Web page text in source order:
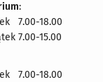
:
7.00-18.00
7.00-15.00
7.00-18.00